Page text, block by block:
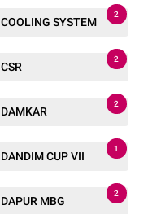
COOLING SYSTEM
2
CSR
2
DAMKAR
2
DANDIM CUP VII
1
DAPUR MBG
2